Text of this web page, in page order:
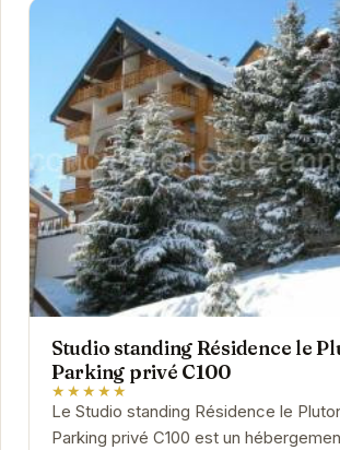
Studio standing Résidence le
Parking privé C100
★★★★★
Le Studio standing Résidence le
Parking privé C100 est un